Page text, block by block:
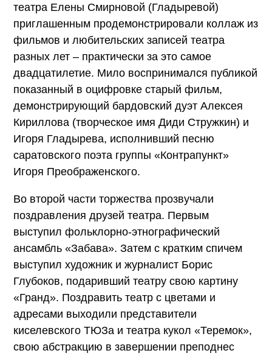
театра Елены Смирновой (Гладыревой)
приглашенным продемонстрировали коллаж из
фильмов и любительских записей театра
разных лет – практически за это самое
двадцатилетие. Мило воспринимался публикой
показанный в оцифровке старый фильм,
демонстрирующий бардовский дуэт Алексея
Кириллова (творческое имя Диди Стружкин) и
Игоря Гладырева, исполнивший песню
саратовского поэта группы «Контрапункт»
Игоря Преображенского.
Во второй части торжества прозвучали
поздравления друзей театра. Первым
выступил фольклорно-этнографический
ансамбль «Забава». Затем с кратким спичем
выступил художник и журналист Борис
Глубоков, подаривший театру свою картину
«Гранд». Поздравить театр с цветами и
адресами выходили представители
киселевского ТЮЗа и театра кукол «Теремок»,
свою абстракцию в завершении преподнес